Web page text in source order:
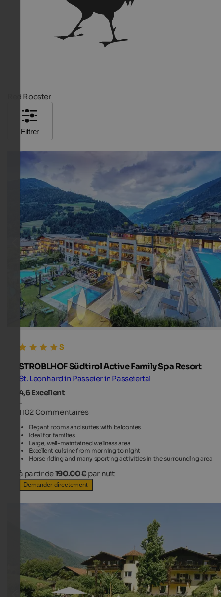
Red Rooster
Filtrer
STROBLHOF Südtirol Active Family Spa Resort
St. Leonhard in Passeier in Passeiertal
4,6Excellent
-
1102 Commentaires
Elegant rooms and suites with balconies
Ideal for families
Large, well-maintained wellness area
Excellent cuisine from morning to night
Horse riding and many sporting activities in the surrounding area
à partir de190.00 € par nuit
Demander directement